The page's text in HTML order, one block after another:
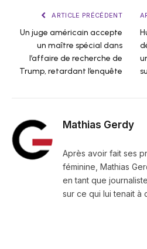
ARTICLE PRÉCÉDENT
Un juge américain accepte
un maître spécial dans
l’affaire de recherche de
Trump, retardant l’enquête
Mathias Gerdy
Après avoir fait ses
féminine, Mathias
en tant que
sur ce qui lui tenait à